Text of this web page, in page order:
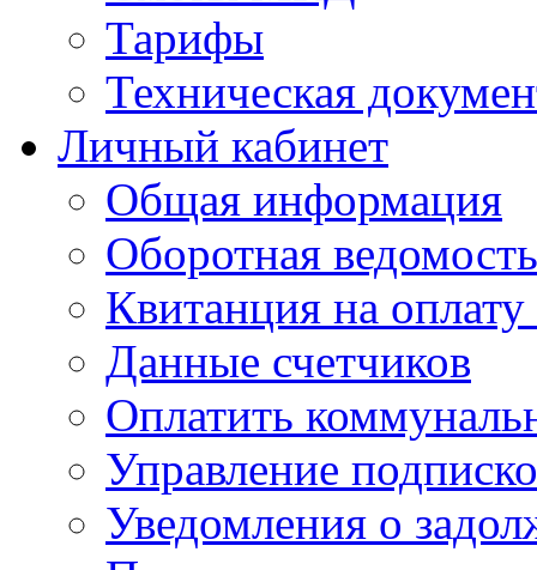
Тарифы
Техническая
Личный кабинет
Общая информация
Оборотная ведомость
Квитанция на
Данные счетчиков
Оплатить
Управление
Уведомления о